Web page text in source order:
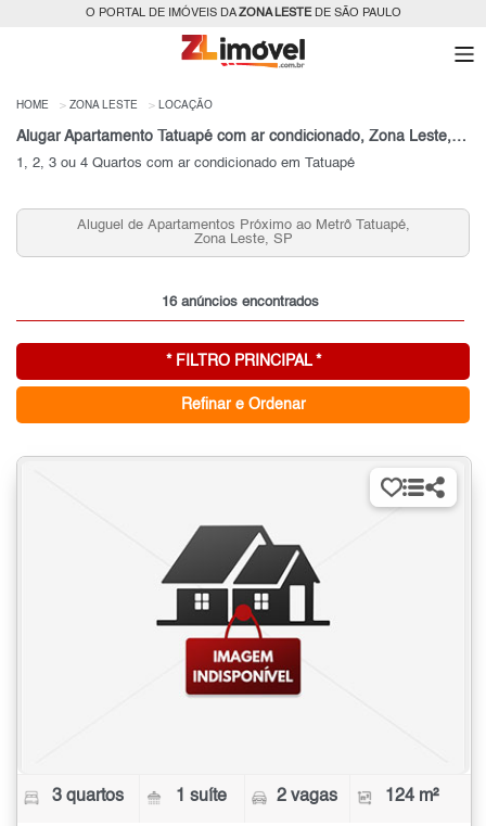
O PORTAL DE IMÓVEIS DAZONA LESTEDE SÃO PAULO
HOME ZONA LESTE LOCAÇÃO
Alugar Apartamento Tatuapé com ar condicionado, Zona Leste, SP
1, 2, 3 ou 4 Quartos com ar condicionado em Tatuapé
Aluguel de Apartamentos Próximo ao Metrô Tatuapé,
Zona Leste, SP
16 anúncios encontrados
* FILTRO PRINCIPAL *
Refinar e Ordenar
3 quartos 1 suíte 2 vagas 124 m²